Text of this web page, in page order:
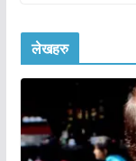
लेखहरु